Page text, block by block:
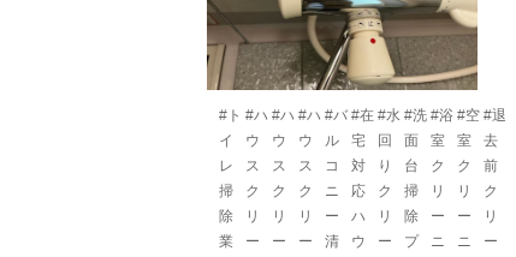
#ト
イ
レ
掃
除
業
#ハ
ウ
ス
ク
リ
ー
#ハ
ウ
ス
ク
リ
ー
#ハ
ウ
ス
ク
リ
ー
#バ
ル
コ
ニ
ー
清
#在
宅
対
応
ハ
ウ
#水
回
り
ク
リ
ー
#洗
面
台
掃
除
プ
#浴
室
ク
リ
ー
ニ
#空
室
ク
リ
ー
ニ
#退
去
前
ク
リ
ー